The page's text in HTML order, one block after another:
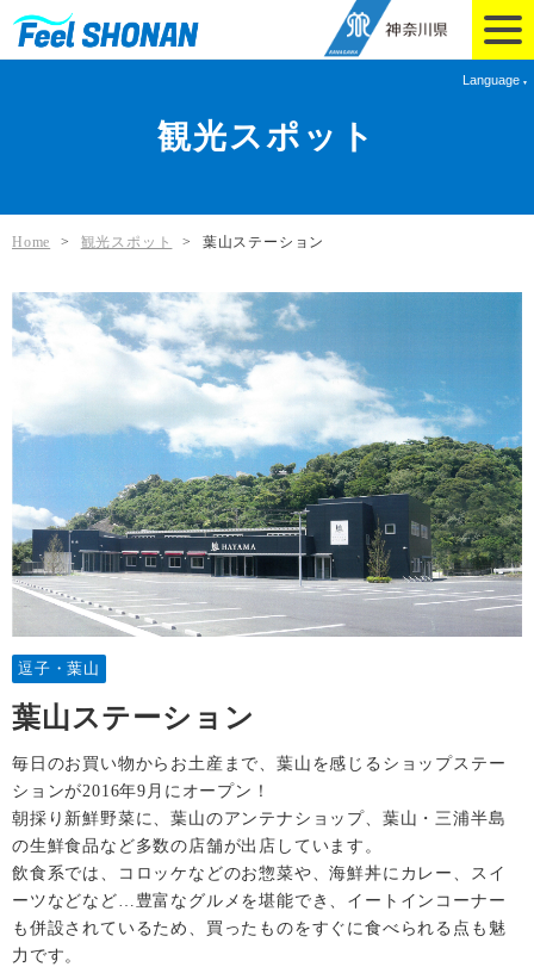
Language
観光スポット
Home > 観光スポット > 葉山ステーション
逗子・葉山
葉山ステーション
毎日のお買い物からお土産まで、葉山を感じるショップステー
ションが2016年9月にオープン！
朝採り新鮮野菜に、葉山のアンテナショップ、葉山・三浦半島
の生鮮食品など多数の店舗が出店しています。
飲食系では、コロッケなどのお惣菜や、海鮮丼にカレー、スイ
ーツなどなど…豊富なグルメを堪能でき、イートインコーナー
も併設されているため、買ったものをすぐに食べられる点も魅
力です。